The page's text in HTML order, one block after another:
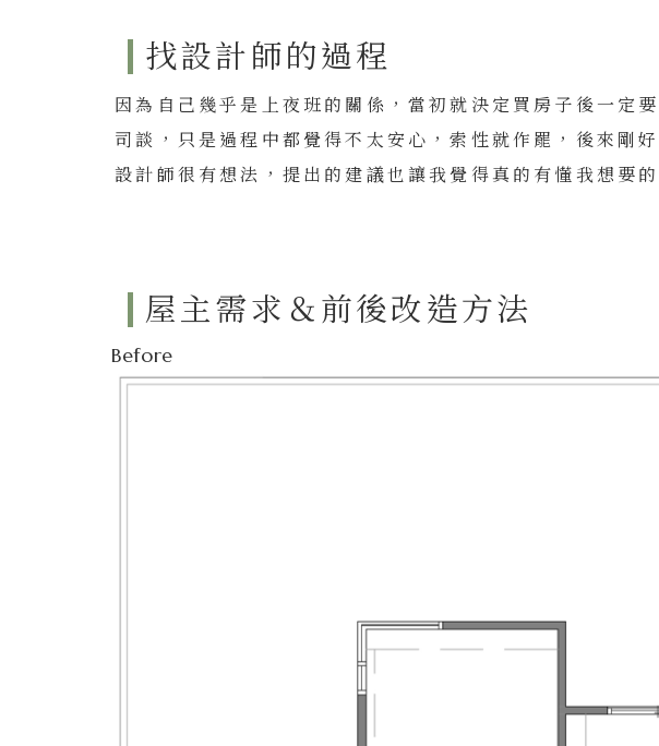
找設計師的過程
因為自己幾乎是上夜班的關係，當初就決定買房子後一定
司談，只是過程中都覺得不太安心，索性就作罷，後來剛
設計師很有想法，提出的建議也讓我覺得真的有懂我想要
屋主需求＆前後改造方法
Before